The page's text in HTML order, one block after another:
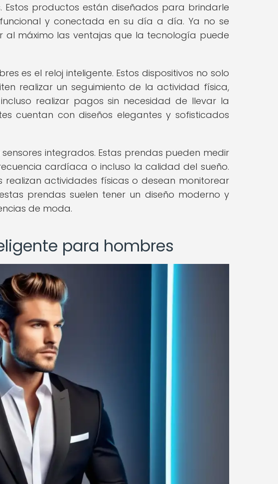
Estos productos están diseñados para brindarle
y conectada en su día a día. Ya no se
al máximo las ventajas que la tecnología puede
es el reloj inteligente. Estos dispositivos no solo
realizar un seguimiento de la actividad física,
realizar pagos sin necesidad de llevar la
cuentan con diseños elegantes y sofisticados
integrados. Estas prendas pueden medir
cardíaca o incluso la calidad del sueño.
realizan actividades físicas o desean monitorear
prendas suelen tener un diseño moderno y
de moda.
para hombres